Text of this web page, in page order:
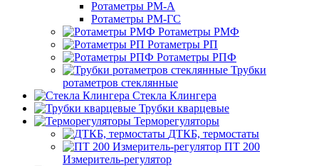
Ротаметры РМ-А
Ротаметры РМ-ГС
Ротаметры РМФ
Ротаметры РП
Ротаметры РПФ
Трубки
ротаметров стеклянные
Стекла Клингера
Трубки кварцевые
Терморегуляторы
ДТКБ, термостаты
ПТ 200
Измеритель-регулятор